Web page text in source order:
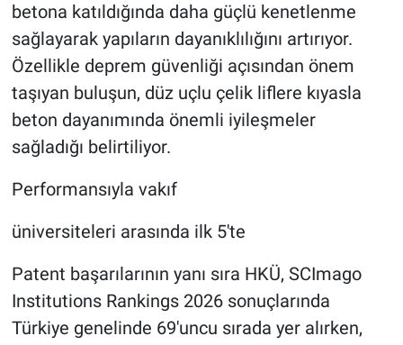
betona katıldığında daha güçlü kenetlenme
sağlayarak yapıların dayanıklılığını artırıyor.
Özellikle deprem güvenliği açısından önem
taşıyan buluşun, düz uçlu çelik liflere kıyasla
beton dayanımında önemli iyileşmeler
sağladığı belirtiliyor.
Performansıyla vakıf
üniversiteleri arasında ilk 5'te
Patent başarılarının yanı sıra HKÜ, SCImago
Institutions Rankings 2026 sonuçlarında
Türkiye genelinde 69'uncu sırada yer alırken,